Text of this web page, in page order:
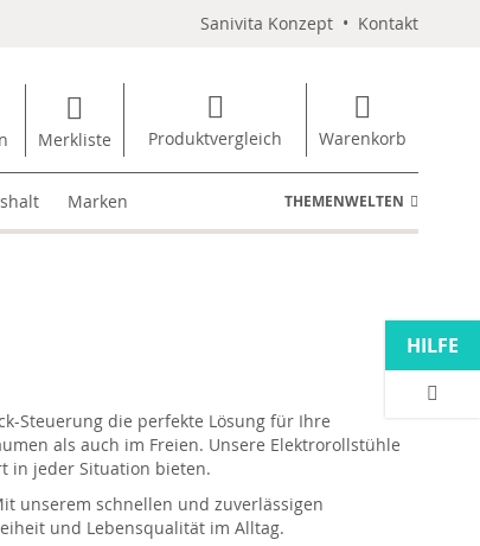
Sanivita Konzept • Kontakt
Merkliste Produktvergleich Warenkorb
Marken THEMENWELTEN
Steuerung die perfekte Lösung für Ihre
als auch im Freien. Unsere Elektrorollstühle
in jeder Situation bieten.
unserem schnellen und zuverlässigen
und Lebensqualität im Alltag.
HILFE